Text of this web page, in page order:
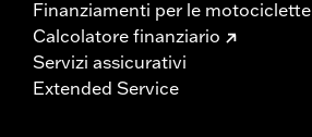
Finanziamenti per le motociclette
Calcolatore finanziario
Servizi assicurativi
Extended Service